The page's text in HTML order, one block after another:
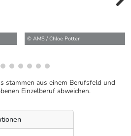
© AMS / Chloe Potter
stammen aus einem Berufsfeld und
Einzelberuf abweichen.